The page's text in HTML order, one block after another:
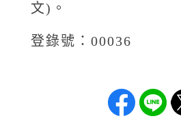
文)。
登錄號：00036